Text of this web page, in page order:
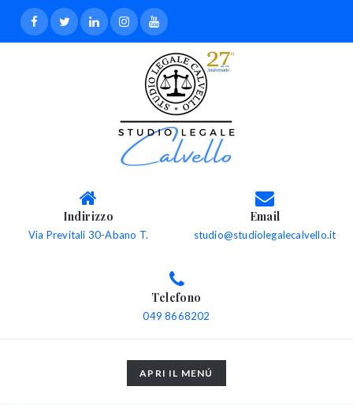
Indirizzo
Via Previtali 30-Abano T.
Email
studio@studiolegalecalvello.it
Telefono
049 8668202
TOGGLE
NAVIGATION
APRI IL MENÚ